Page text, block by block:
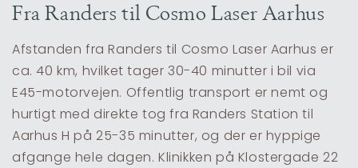
Fra Randers til Cosmo Laser Aarhus
Afstanden fra Randers til Cosmo Laser Aarhus er
ca. 40 km, hvilket tager 30-40 minutter i bil via
E45-motorvejen. Offentlig transport er nemt og
hurtigt med direkte tog fra Randers Station til
Aarhus H på 25-35 minutter, og der er hyppige
afgange hele dagen. Klinikken på Klostergade 22